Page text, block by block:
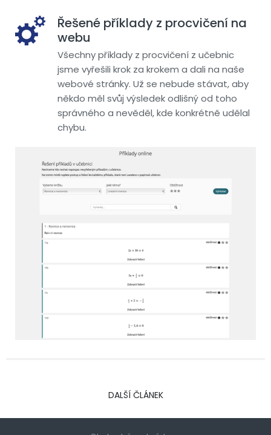
Řešené příklady z procvičení na
webu
Všechny příklady z procvičení z učebnic
jsme vyřešili krok za krokem a dali na naše
webové stránky. Už se nebude stávat, aby
někdo měl svůj výsledek odlišný od toho
správného a nevěděl, kde konkrétně udělal
chybu.
DALŠÍ ČLÁNEK